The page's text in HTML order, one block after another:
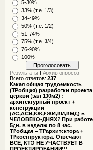
5-30%
33% (т.е. 1/3)
34-49%
50% (т.е. 1/2)
51-74%
75% (т.е. 3/4)
76-90%
100%
Результаты |Архив опросов
Всего ответов:237
Какая общая трудоемкость
(ТРобщая) разработки проекта
церкви (зал 100м2) :
архитектурный проект +
конструкции
(АС,АСИ,КЖ,КЖИ,КМ,КМД) в
ЧЕЛОВЕКО-ДНЯХ? При работе
5дн. в неделю по 8 час.
ТРобщая = ТРархитектора +
ТРкоснтруктора. Отвечают
ВСЕ, КТО НЕ УЧАСТВУЕТ В
ПРОЕКТИРОВАНИИ!!!